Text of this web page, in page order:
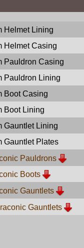
Helmet Lining
Helmet Casing
Pauldron Casing
Pauldron Lining
Boot Casing
Boot Lining
Gauntlet Lining
Gauntlet Plates
Pauldrons
Boots
Gauntlets
Gauntlets